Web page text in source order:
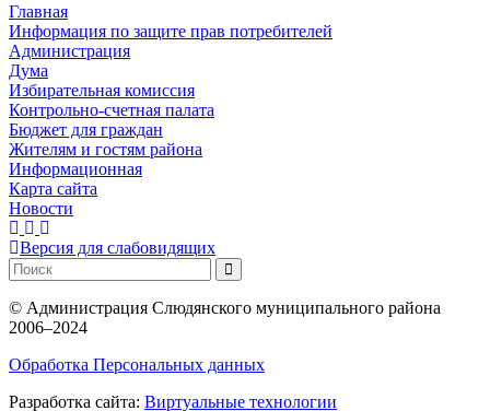
Главная
Информация по защите прав потребителей
Администрация
Дума
Избирательная комиссия
Контрольно-счетная палата
Бюджет для граждан
Жителям и гостям района
Информационная
Карта сайта
Новости
Версия для слабовидящих
© Администрация Слюдянского муниципального района
2006–2024
Обработка Персональных данных
Разработка сайта: Виртуальные технологии